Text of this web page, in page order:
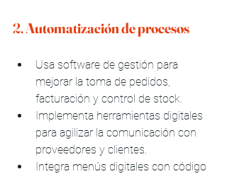
2. Automatización de procesos
Usa software de gestión para
mejorar la toma de pedidos,
facturación y control de stock.
Implementa herramientas digitales
para agilizar la comunicación con
proveedores y clientes.
Integra menús digitales con código